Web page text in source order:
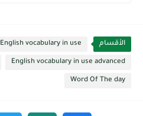
الأقسام English vocabulary in use
English vocabulary in use advanced
Word Of The day